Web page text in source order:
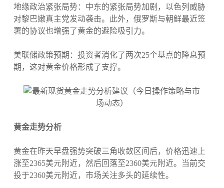
地缘政治紧张局势：中东的紧张局势加剧，以色列威胁
对黎巴嫩真主党发动袭击。此外，俄罗斯与朝鲜最近签
署的协议也增强了黄金的避险吸引力。
美联储政策预期：投资者消化了两次25个基点的降息预
期，这对黄金价格形成了支撑。
黄金走势分析
黄金在昨天早盘强势突破三角收敛区间后，价格迅速上
涨至2365美元附近，然后回落至2360美元附近。当前交
投于2360美元附近，市场关注多头的延续性。